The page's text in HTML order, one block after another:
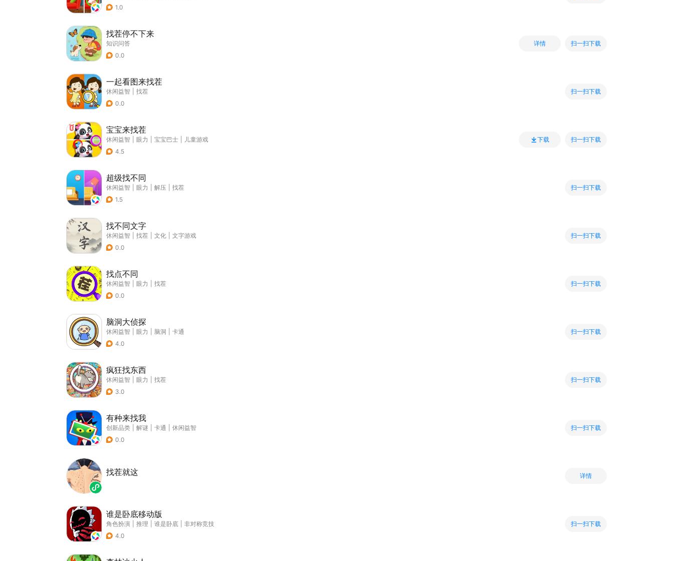
1.0
找茬停不下来
知识问答
0.0
详情 扫一扫下载
一起看图来找茬
休闲益智
找茬
0.0
扫一扫下载
宝宝来找茬
休闲益智 眼力 宝宝巴士
儿童游戏
4.5
下载 扫一扫下载
超级找不同
休闲益智 眼力 解压
找茬
1.5
扫一扫下载
找不同文字
休闲益智 找茬 文化
文字游戏
0.0
扫一扫下载
找点不同
休闲益智 眼力
找茬
0.0
扫一扫下载
脑洞大侦探
休闲益智 眼力 脑洞
卡通
4.0
扫一扫下载
疯狂找东西
休闲益智 眼力
找茬
3.0
扫一扫下载
有种来找我
创新品类 解谜 卡通
休闲益智
0.0
扫一扫下载
找茬就这 详情
谁是卧底移动版
角色扮演 推理 谁是卧底
非对称竞技
4.0
扫一扫下载